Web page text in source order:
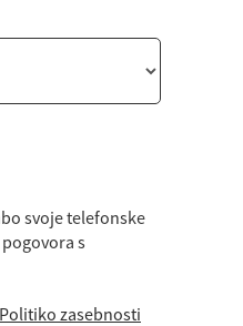
svoje telefonske
s
Politiko zasebnosti